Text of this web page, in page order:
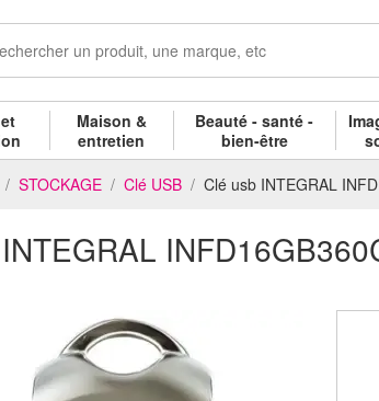
Maison &
entretien
Beauté - santé -
bien-être
STOCKAGE Clé USB Clé usb INTEGRAL